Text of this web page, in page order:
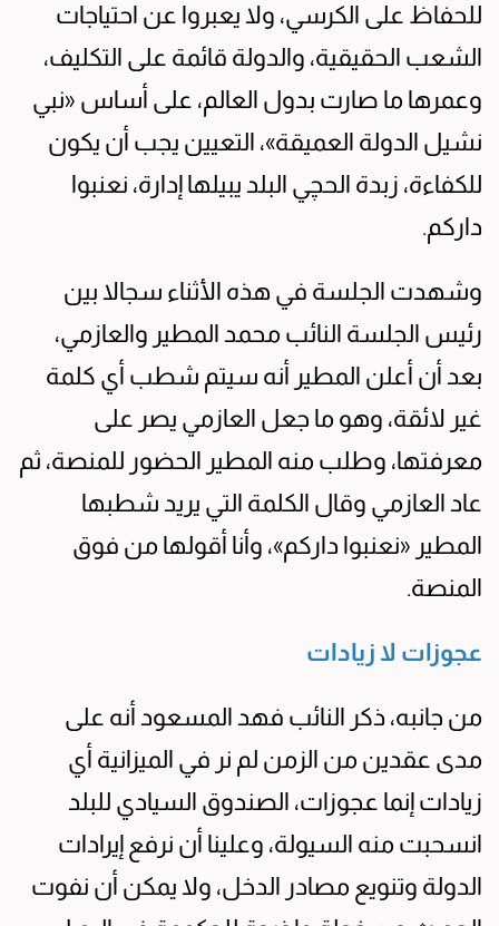
للحفاظ على الكرسي، ولا يعبروا عن احتياجات
الشعب الحقيقية، والدولة قائمة على التكليف،
وعمرها ما صارت بدول العالم، على أساس «نبي
نشيل الدولة العميقة»، التعيين يجب أن يكون
للكفاءة، زبدة الحچي البلد يبيلها إدارة، نعنبوا
داركم.
وشهدت الجلسة في هذه الأثناء سجالا بين
رئيس الجلسة النائب محمد المطير والعازمي،
بعد أن أعلن المطير أنه سيتم شطب أي كلمة
غير لائقة، وهو ما جعل العازمي يصر على
معرفتها، وطلب منه المطير الحضور للمنصة، ثم
عاد العازمي وقال الكلمة التي يريد شطبها
المطير «نعنبوا داركم»، وأنا أقولها من فوق
المنصة.
عجوزات لا زيادات
من جانبه، ذكر النائب فهد المسعود أنه على
مدى عقدين من الزمن لم نر في الميزانية أي
زيادات إنما عجوزات، الصندوق السيادي للبلد
انسحبت منه السيولة، وعلينا أن نرفع إيرادات
الدولة وتنويع مصادر الدخل، ولا يمكن أن نفوت